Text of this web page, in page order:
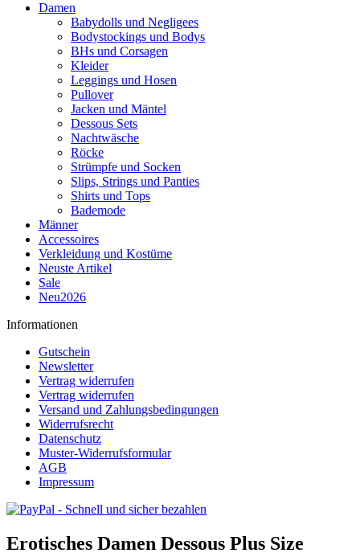
Damen
Babydolls und Negligees
Bodystockings und Bodys
BHs und Corsagen
Kleider
Leggings und Hosen
Pullover
Jacken und Mäntel
Dessous Sets
Nachtwäsche
Röcke
Strümpfe und Socken
Slips, Strings und Panties
Shirts und Tops
Bademode
Männer
Accessoires
Verkleidung und Kostüme
Neuste Artikel
Sale
Neu2026
Informationen
Gutschein
Newsletter
Vertrag widerrufen
Vertrag widerrufen
Versand und Zahlungsbedingungen
Widerrufsrecht
Datenschutz
Muster-Widerrufsformular
AGB
Impressum
Erotisches Damen Dessous Plus Size